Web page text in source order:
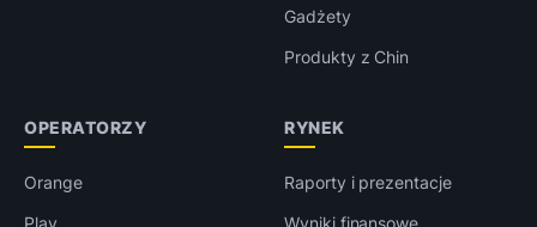
Gadżety
Produkty z Chin
OPERATORZY
Orange
Play
RYNEK
Raporty i prezentacje
Wyniki finansowe